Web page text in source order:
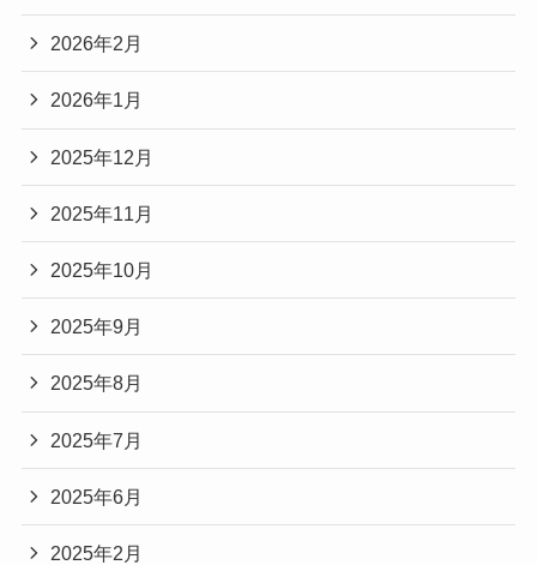
2026年2月
2026年1月
2025年12月
2025年11月
2025年10月
2025年9月
2025年8月
2025年7月
2025年6月
2025年2月